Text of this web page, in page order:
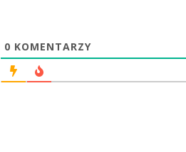
0 KOMENTARZY